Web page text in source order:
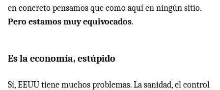
en concreto pensamos que como aquí en ningún sitio.
Pero estamos muy equivocados.
Es la economía, estúpido
Sí, EEUU tiene muchos problemas. La sanidad, el control